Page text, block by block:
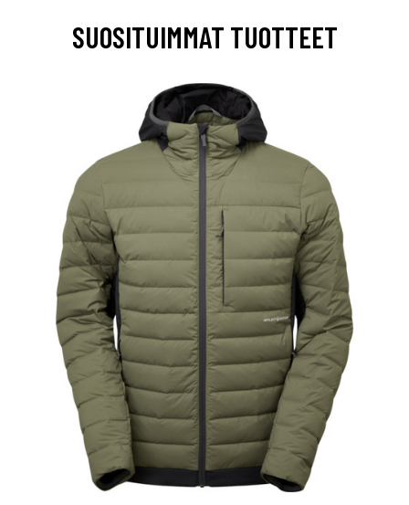
SUOSITUIMMAT TUOTTEET